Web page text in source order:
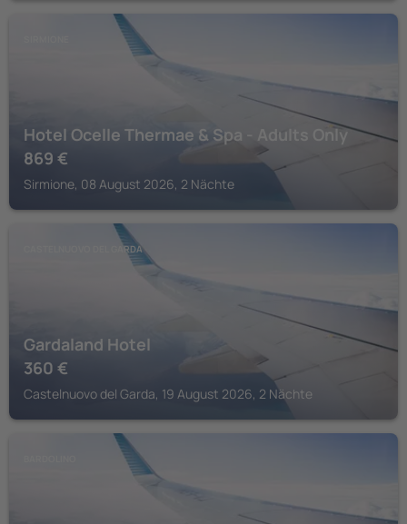
Hotel Ocelle Thermae & Spa - Adults Only
869 €
Sirmione, 08 August 2026, 2 Nächte
CASTELNUOVO DEL GARDA
Gardaland Hotel
360 €
Castelnuovo del Garda, 19 August 2026, 2 Nächte